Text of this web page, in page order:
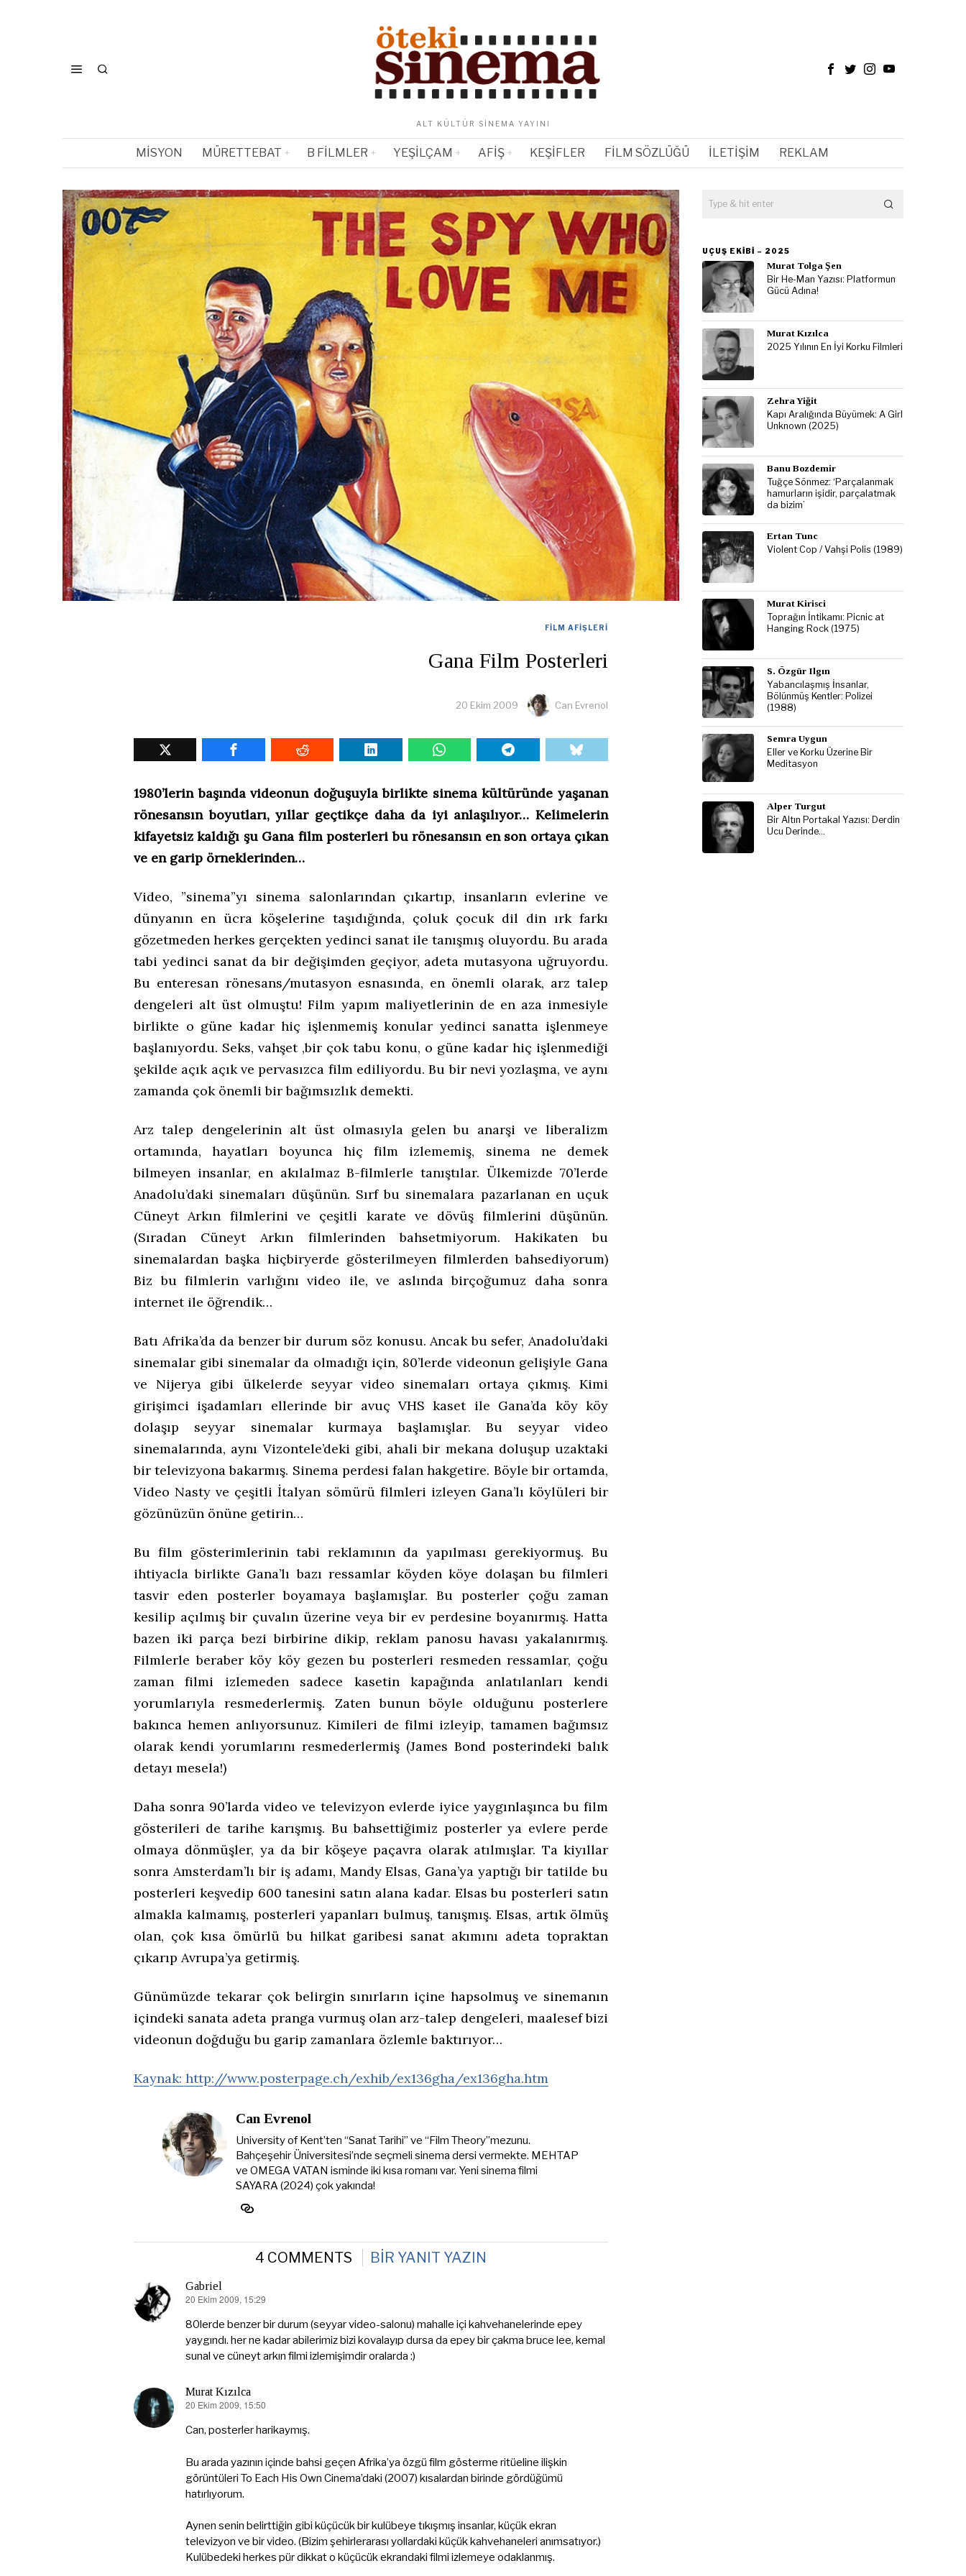
ALT KÜLTÜR SINEMA YAYINI
MISYON MÜRETTEBAT B FILMLER YEŞILÇAM AFIŞ KEŞIFLER FILM SÖZLÜĞÜ İLETIŞIM REKLAM
FILM AFIŞLERI
Gana Film Posterleri
20 Ekim 2009 Can Evrenol
1980’lerin başında videonun doğuşuyla birlikte sinema kültüründe yaşanan
rönesansın boyutları, yıllar geçtikçe daha da iyi anlaşılıyor… Kelimelerin
kifayetsiz kaldığı şu Gana film posterleri bu rönesansın en son ortaya çıkan
ve en garip örneklerinden…
Video, ”sinema”yı sinema salonlarından çıkartıp, insanların evlerine ve
dünyanın en ücra köşelerine taşıdığında, çoluk çocuk dil din ırk farkı
gözetmeden herkes gerçekten yedinci sanat ile tanışmış oluyordu. Bu arada
tabi yedinci sanat da bir değişimden geçiyor, adeta mutasyona uğruyordu.
Bu enteresan rönesans/mutasyon esnasında, en önemli olarak, arz talep
dengeleri alt üst olmuştu! Film yapım maliyetlerinin de en aza inmesiyle
birlikte o güne kadar hiç işlenmemiş konular yedinci sanatta işlenmeye
başlanıyordu. Seks, vahşet ,bir çok tabu konu, o güne kadar hiç işlenmediği
şekilde açık açık ve pervasızca film ediliyordu. Bu bir nevi yozlaşma, ve aynı
zamanda çok önemli bir bağımsızlık demekti.
Arz talep dengelerinin alt üst olmasıyla gelen bu anarşi ve liberalizm
ortamında, hayatları boyunca hiç film izlememiş, sinema ne demek
bilmeyen insanlar, en akılalmaz B-filmlerle tanıştılar. Ülkemizde 70’lerde
Anadolu’daki sinemaları düşünün. Sırf bu sinemalara pazarlanan en uçuk
Cüneyt Arkın filmlerini ve çeşitli karate ve dövüş filmlerini düşünün.
(Sıradan Cüneyt Arkın filmlerinden bahsetmiyorum. Hakikaten bu
sinemalardan başka hiçbiryerde gösterilmeyen filmlerden bahsediyorum)
Biz bu filmlerin varlığını video ile, ve aslında birçoğumuz daha sonra
internet ile öğrendik…
Batı Afrika’da da benzer bir durum söz konusu. Ancak bu sefer, Anadolu’daki
sinemalar gibi sinemalar da olmadığı için, 80’lerde videonun gelişiyle Gana
ve Nijerya gibi ülkelerde seyyar video sinemaları ortaya çıkmış. Kimi
girişimci işadamları ellerinde bir avuç VHS kaset ile Gana’da köy köy
dolaşıp seyyar sinemalar kurmaya başlamışlar. Bu seyyar video
sinemalarında, aynı Vizontele’deki gibi, ahali bir mekana doluşup uzaktaki
bir televizyona bakarmış. Sinema perdesi falan hakgetire. Böyle bir ortamda,
Video Nasty ve çeşitli İtalyan sömürü filmleri izleyen Gana’lı köylüleri bir
gözünüzün önüne getirin…
Bu film gösterimlerinin tabi reklamının da yapılması gerekiyormuş. Bu
ihtiyacla birlikte Gana’lı bazı ressamlar köyden köye dolaşan bu filmleri
tasvir eden posterler boyamaya başlamışlar. Bu posterler çoğu zaman
kesilip açılmış bir çuvalın üzerine veya bir ev perdesine boyanırmış. Hatta
bazen iki parça bezi birbirine dikip, reklam panosu havası yakalanırmış.
Filmlerle beraber köy köy gezen bu posterleri resmeden ressamlar, çoğu
zaman filmi izlemeden sadece kasetin kapağında anlatılanları kendi
yorumlarıyla resmederlermiş. Zaten bunun böyle olduğunu posterlere
bakınca hemen anlıyorsunuz. Kimileri de filmi izleyip, tamamen bağımsız
olarak kendi yorumlarını resmederlermiş (James Bond posterindeki balık
detayı mesela!)
Daha sonra 90’larda video ve televizyon evlerde iyice yaygınlaşınca bu film
gösterileri de tarihe karışmış. Bu bahsettiğimiz posterler ya evlere perde
olmaya dönmüşler, ya da bir köşeye paçavra olarak atılmışlar. Ta kiyıllar
sonra Amsterdam’lı bir iş adamı, Mandy Elsas, Gana’ya yaptığı bir tatilde bu
posterleri keşvedip 600 tanesini satın alana kadar. Elsas bu posterleri satın
almakla kalmamış, posterleri yapanları bulmuş, tanışmış. Elsas, artık ölmüş
olan, çok kısa ömürlü bu hilkat garibesi sanat akımını adeta topraktan
çıkarıp Avrupa’ya getirmiş.
Günümüzde tekarar çok belirgin sınırların içine hapsolmuş ve sinemanın
içindeki sanata adeta pranga vurmuş olan arz-talep dengeleri, maalesef bizi
videonun doğduğu bu garip zamanlara özlemle baktırıyor…
Kaynak: http://www.posterpage.ch/exhib/ex136gha/ex136gha.htm
Can Evrenol
University of Kent’ten “Sanat Tarihi” ve “Film Theory”mezunu.
Bahçeşehir Üniversitesi’nde seçmeli sinema dersi vermekte. MEHTAP
ve OMEGA VATAN isminde iki kısa romanı var. Yeni sinema filmi
SAYARA (2024) çok yakında!
4 COMMENTS BIR YANIT YAZIN
Gabriel
dedi
20 Ekim 2009, 15:29
80lerde benzer bir durum (seyyar video-salonu) mahalle içi kahvehanelerinde epey
yaygındı. her ne kadar abilerimiz bizi kovalayıp dursa da epey bir çakma bruce lee, kemal
sunal ve cüneyt arkın filmi izlemişimdir oralarda :)
Murat Kızılca
dedi
20 Ekim 2009, 15:50
Can, posterler harikaymış.
Bu arada yazının içinde bahsi geçen Afrika’ya özgü film gösterme ritüeline ilişkin
görüntüleri To Each His Own Cinema’daki (2007) kısalardan birinde gördüğümü
hatırlıyorum.
Aynen senin belirttiğin gibi küçücük bir kulübeye tıkışmış insanlar, küçük ekran
televizyon ve bir video. (Bizim şehirlerarası yollardaki küçük kahvehaneleri anımsatıyor.)
Kulübedeki herkes pür dikkat o küçücük ekrandaki filmi izlemeye odaklanmış.
UÇUŞ EKIBI – 2025
Murat Tolga Şen
Bir He-Man Yazısı: Platformun
Gücü Adına!
Murat Kızılca
2025 Yılının En İyi Korku Filmleri
Zehra Yiğit
Kapı Aralığında Büyümek: A Girl
Unknown (2025)
Banu Bozdemir
Tuğçe Sönmez: ‘Parçalanmak
hamurların işidir, parçalatmak
da bizim’
Ertan Tunc
Violent Cop / Vahşi Polis (1989)
Murat Kirisci
Toprağın İntikamı: Picnic at
Hanging Rock (1975)
S. Özgür Ilgın
Yabancılaşmış İnsanlar,
Bölünmüş Kentler: Polizei
(1988)
Semra Uygun
Eller ve Korku Üzerine Bir
Meditasyon
Alper Turgut
Bir Altın Portakal Yazısı: Derdin
Ucu Derinde…